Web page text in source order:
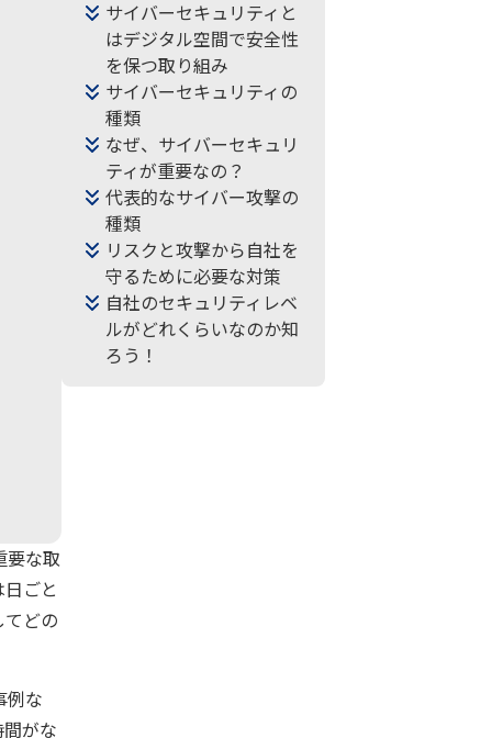
要な取
ごと
てどの
例な
がな
サイバーセキュリティと
はデジタル空間で安全性
を保つ取り組み
サイバーセキュリティの
種類
なぜ、サイバーセキュリ
ティが重要なの？
代表的なサイバー攻撃の
種類
リスクと攻撃から自社を
守るために必要な対策
自社のセキュリティレベ
ルがどれくらいなのか知
ろう！